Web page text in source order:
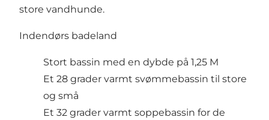
store vandhunde.
Indendørs badeland
Stort bassin med en dybde på 1,25 M
Et 28 grader varmt svømmebassin til store
og små
Et 32 grader varmt soppebassin for de